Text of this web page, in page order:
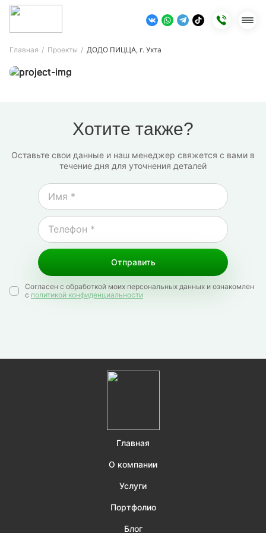
Главная Проекты ДОДО ПИЦЦА, г. Ухта
Хотите также?
Оставьте свои данные и наш менеджер свяжется с вами в
течение дня для уточнения деталей
Отправить
Согласен с обработкой моих персональных данных и ознакомлен
с политикой конфиденциальности
Главная
О компании
Услуги
Портфолио
Блог